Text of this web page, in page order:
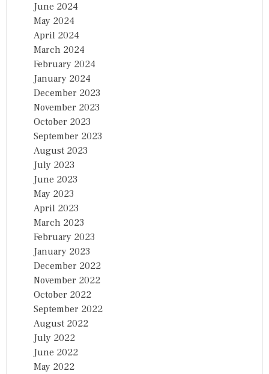
June 2024
May 2024
April 2024
March 2024
February 2024
January 2024
December 2023
November 2023
October 2023
September 2023
August 2023
July 2023
June 2023
May 2023
April 2023
March 2023
February 2023
January 2023
December 2022
November 2022
October 2022
September 2022
August 2022
July 2022
June 2022
May 2022